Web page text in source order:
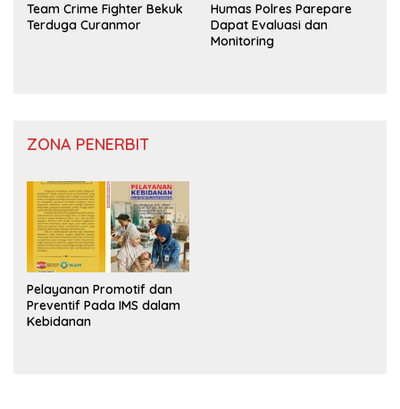
Team Crime Fighter Bekuk
Terduga Curanmor
Humas Polres Parepare
Dapat Evaluasi dan
Monitoring
ZONA PENERBIT
Pelayanan Promotif dan
Preventif Pada IMS dalam
Kebidanan